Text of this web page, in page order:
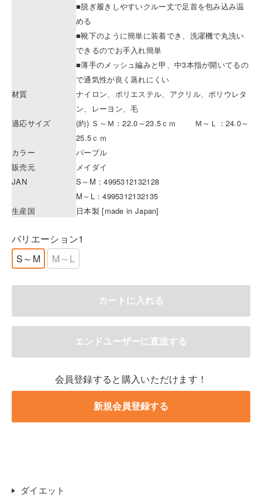
■脱ぎ履きしやすいクルー丈で足首を包み込み温
める
■靴下のように簡単に装着でき、洗濯機で丸洗い
できるのでお手入れ簡単
■薄手のメッシュ編みと甲、中3本指が開いてるの
で通気性が良く蒸れにくい
材質
ナイロン、ポリエステル、アクリル、ポリウレタ
ン、レーヨン、毛
適応サイズ
(約) Ｓ～Ｍ：22.0～23.5ｃｍ Ｍ～Ｌ：24.0～
25.5ｃｍ
カラー
パープル
販売元
メイダイ
JAN
S～M：4995312132128
M～L：4995312132135
生産国
日本製 [made in Japan]
バリエーション1
S～M
M～L
会員登録すると購入いただけます！
ダイエット